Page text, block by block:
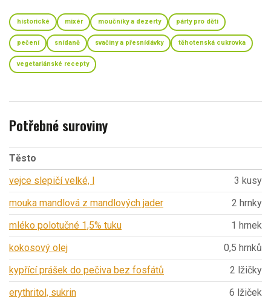
historické mixér moučníky a dezerty párty pro děti
pečení snídaně svačiny a přesnídávky těhotenská cukrovka
vegetariánské recepty
Potřebné suroviny
Těsto
vejce slepičí velké, l
3 kusy
mouka mandlová z mandlových jader
2 hrnky
mléko polotučné 1,5% tuku
1 hrnek
kokosový olej
0,5 hrnků
kypřící prášek do pečiva bez fosfátů
2 lžičky
erythritol, sukrin
6 lžiček